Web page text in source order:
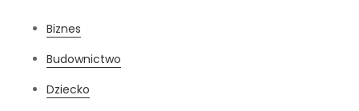
Biznes
Budownictwo
Dziecko